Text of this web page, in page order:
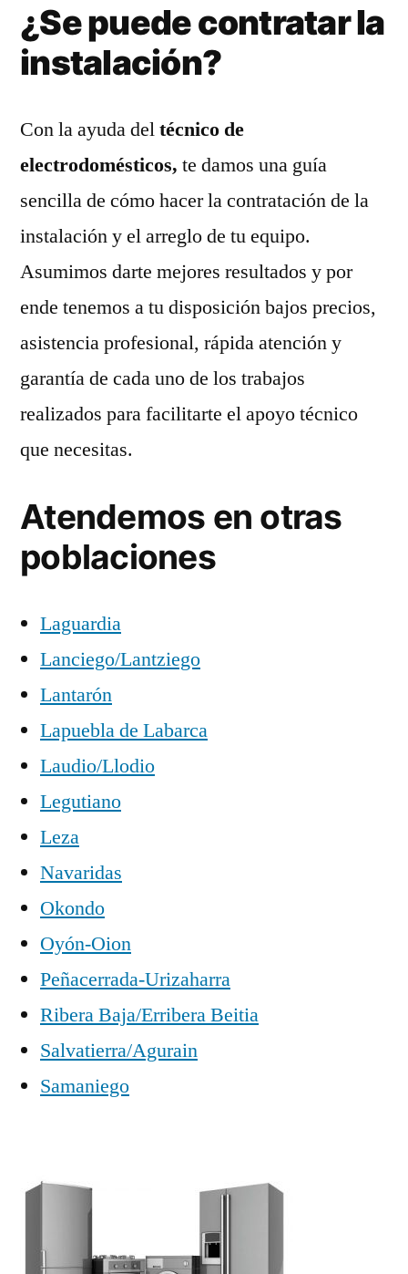
¿Se puede contratar la
instalación?
Con la ayuda deltécnico de
electrodomésticos, te damos una guía
sencilla de cómo hacer la contratación de la
instalación y el arreglo de tu equipo.
Asumimos darte mejores resultados y por
ende tenemos a tu disposición bajos precios,
asistencia profesional, rápida atención y
garantía de cada uno de los trabajos
realizados para facilitarte el apoyo técnico
que necesitas.
Atendemos en otras
poblaciones
Laguardia
Lanciego/Lantziego
Lantarón
Lapuebla de Labarca
Laudio/Llodio
Legutiano
Leza
Navaridas
Okondo
Oyón-Oion
Peñacerrada-Urizaharra
Ribera Baja/Erribera Beitia
Salvatierra/Agurain
Samaniego